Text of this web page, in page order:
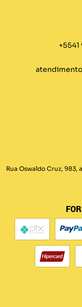
Rua Oswaldo Cruz, 983,